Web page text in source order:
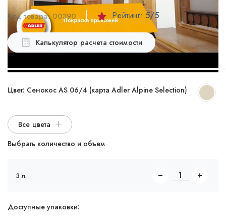
Код товара:00390 Рейтинг: 5/5
Калькулятор расчета стоимости
Цвет: Cенокос AS 06/4 (карта Adler Alpine Selection)
Все цвета
Выбрать количество и объем
3 л.
Доступные упаковки: